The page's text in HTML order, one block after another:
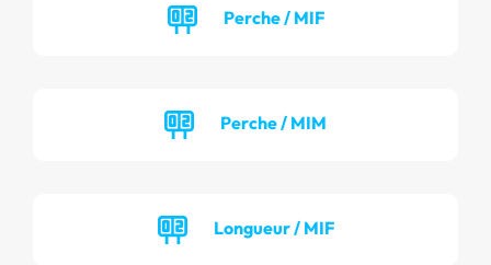
Perche / MIF
Perche / MIM
Longueur / MIF